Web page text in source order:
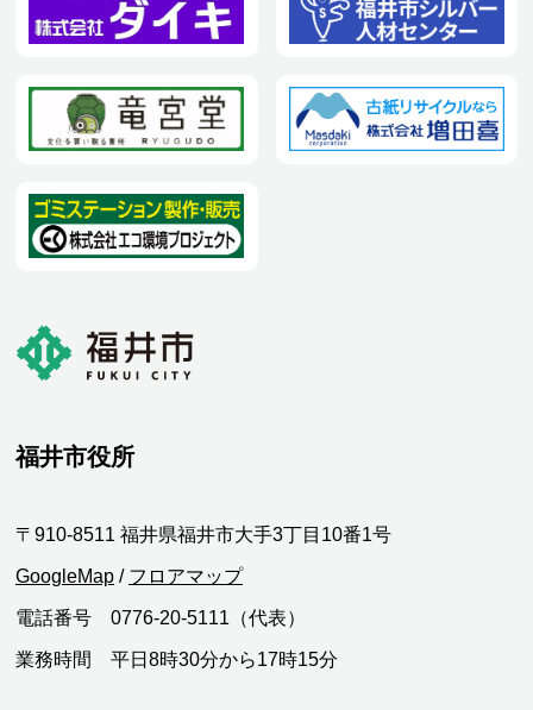
福井市役所
〒910-8511 福井県福井市大手3丁目10番1号
GoogleMap / フロアマップ
電話番号 0776-20-5111（代表）
業務時間 平日8時30分から17時15分